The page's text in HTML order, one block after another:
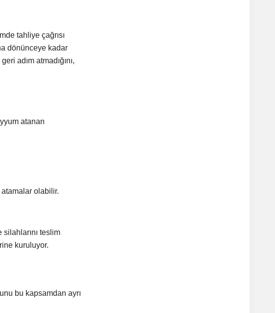
tahliye çağrısı
dönünceye kadar
adım atmadığını,
atanan
olabilir.
teslim
kuruluyor.
bu kapsamdan ayrı